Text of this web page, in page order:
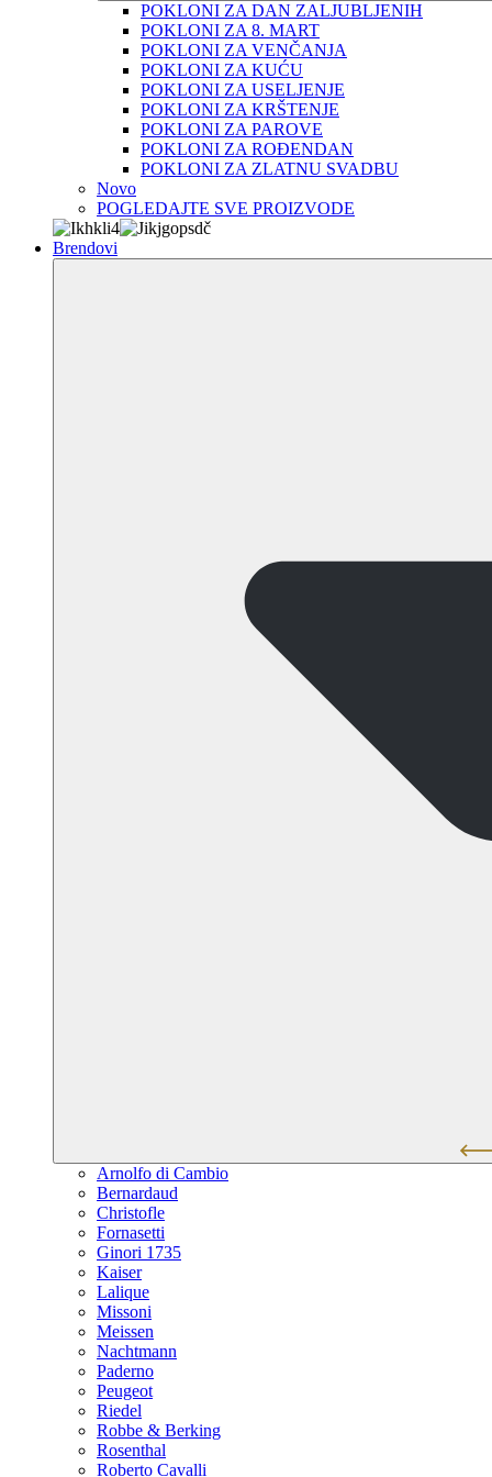
POKLONI ZA DAN ZALJUBLJENIH
POKLONI ZA 8. MART
POKLONI ZA VENČANJA
POKLONI ZA KUĆU
POKLONI ZA USELJENJE
POKLONI ZA KRŠTENJE
POKLONI ZA PAROVE
POKLONI ZA ROĐENDAN
POKLONI ZA ZLATNU SVADBU
Novo
POGLEDAJTE SVE PROIZVODE
Brendovi
Arnolfo di Cambio
Bernardaud
Christofle
Fornasetti
Ginori 1735
Kaiser
Lalique
Missoni
Meissen
Nachtmann
Paderno
Peugeot
Riedel
Robbe & Berking
Rosenthal
Roberto Cavalli